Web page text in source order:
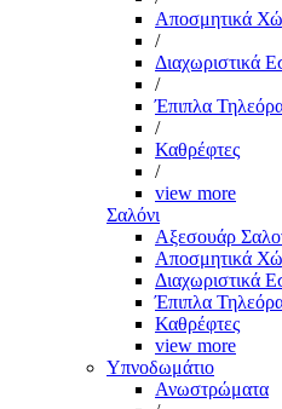
Αποσμητικά
/
Διαχωριστικά
/
Έπιπλα
/
Καθρέφτες
/
view more
Σαλόνι
Αξεσουάρ
Αποσμητικά
Διαχωριστικά
Έπιπλα
Καθρέφτες
view more
Υπνοδωμάτιο
Ανωστρώματα